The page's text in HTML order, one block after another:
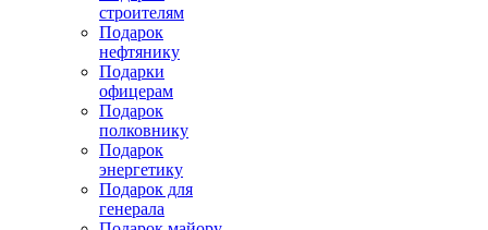
строителям
Подарок
нефтянику
Подарки
офицерам
Подарок
полковнику
Подарок
энергетику
Подарок для
генерала